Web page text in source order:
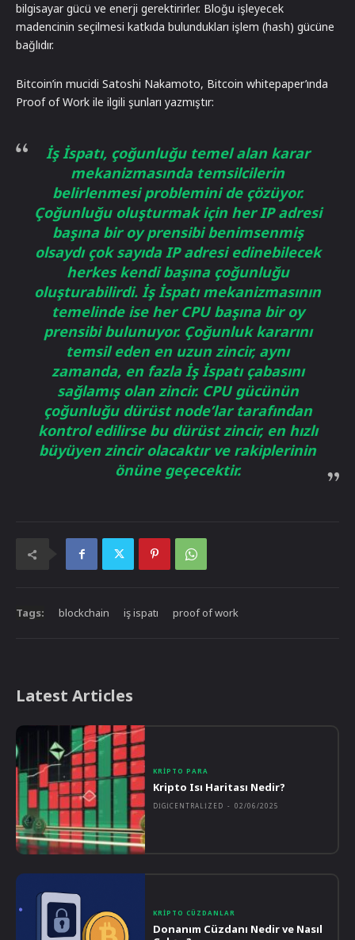
bilgisayar gücü ve enerji gerektirirler. Bloğu işleyecek
madencinin seçilmesi katkıda bulundukları işlem (hash) gücüne
bağlıdır.
Bitcoin’in mucidi Satoshi Nakamoto, Bitcoin whitepaper’ında
Proof of Work ile ilgili şunları yazmıştır:
İş İspatı, çoğunluğu temel alan karar
mekanizmasında temsilcilerin
belirlenmesi problemini de çözüyor.
Çoğunluğu oluşturmak için her IP adresi
başına bir oy prensibi benimsenmiş
olsaydı çok sayıda IP adresi edinebilecek
herkes kendi başına çoğunluğu
oluşturabilirdi. İş İspatı mekanizmasının
temelinde ise her CPU başına bir oy
prensibi bulunuyor. Çoğunluk kararını
temsil eden en uzun zincir, aynı
zamanda, en fazla İş İspatı çabasını
sağlamış olan zincir. CPU gücünün
çoğunluğu dürüst node’lar tarafından
kontrol edilirse bu dürüst zincir, en hızlı
büyüyen zincir olacaktır ve rakiplerinin
önüne geçecektir.
Tags: blockchain iş ispatı proof of work
Latest Articles
KRIPTO PARA
Kripto Isı Haritası Nedir?
DIGICENTRALIZED - 02/06/2025
KRIPTO CÜZDANLAR
Donanım Cüzdanı Nedir ve Nasıl